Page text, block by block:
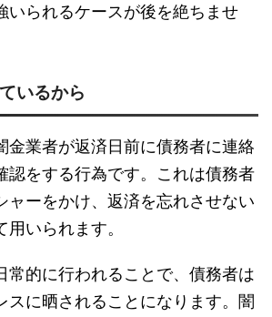
いられるケースが後を絶ちませ
いるから
金業者が返済日前に債務者に連絡
認をする行為です。これは債務者
ャーをかけ、返済を忘れさせない
いられます。
常的に行われることで、債務者は
スに晒されることになります。闇